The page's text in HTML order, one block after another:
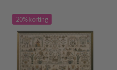
20% korting